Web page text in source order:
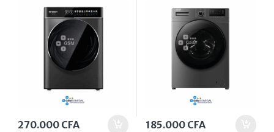
Gris A+
270.000 CFA 185.000 CFA